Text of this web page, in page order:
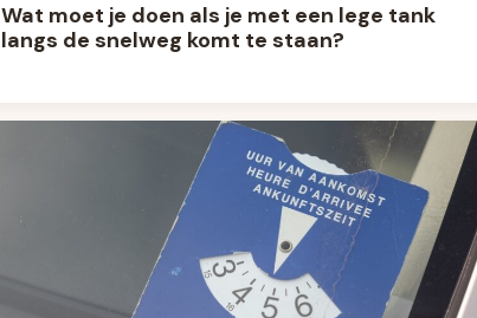
Wat moet je doen als je met een lege tank
langs de snelweg komt te staan?